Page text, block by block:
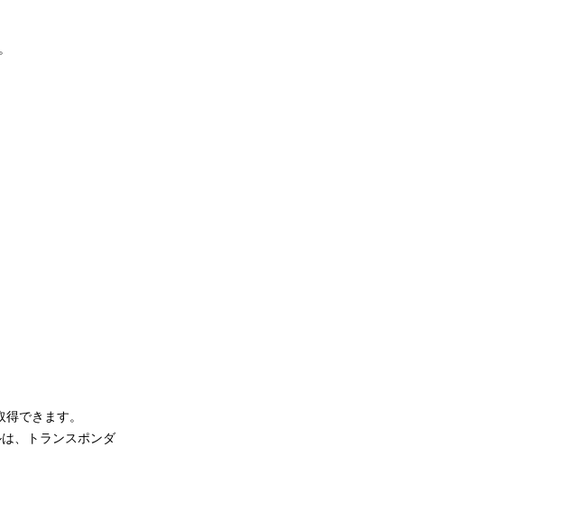
できます。
、トランスポンダ